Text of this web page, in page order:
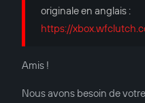
originale en anglais :
https://
Amis !
Nous avons besoin de